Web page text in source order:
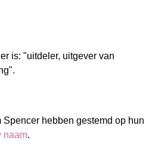
is: "uitdeler, uitgever van
hebben gestemd op hun
naam.